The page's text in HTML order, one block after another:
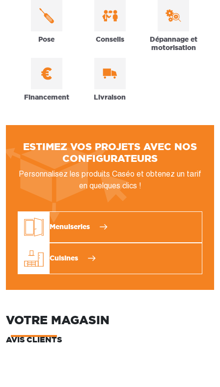
Pose Conseils
Dépannage et
motorisation
Financement Livraison
ESTIMEZ VOS PROJETS AVEC NOS
CONFIGURATEURS
Personnalisez les produits Caséo et obtenez un tarif
en quelques clics !
Menuiseries
Cuisines
VOTRE MAGASIN
AVIS CLIENTS